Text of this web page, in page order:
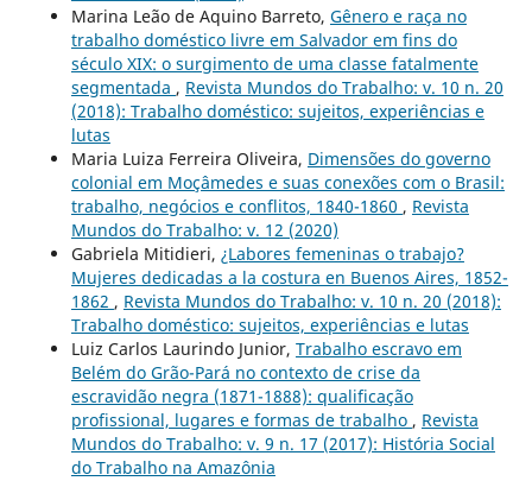
Marina Leão de Aquino Barreto, Gênero e raça no
trabalho doméstico livre em Salvador em fins do
século XIX: o surgimento de uma classe fatalmente
segmentada , Revista Mundos do Trabalho: v. 10 n. 20
(2018): Trabalho doméstico: sujeitos, experiências e
lutas
Maria Luiza Ferreira Oliveira, Dimensões do governo
colonial em Moçâmedes e suas conexões com o Brasil:
trabalho, negócios e conflitos, 1840-1860 , Revista
Mundos do Trabalho: v. 12 (2020)
Gabriela Mitidieri, ¿Labores femeninas o trabajo?
Mujeres dedicadas a la costura en Buenos Aires, 1852-
1862 , Revista Mundos do Trabalho: v. 10 n. 20 (2018):
Trabalho doméstico: sujeitos, experiências e lutas
Luiz Carlos Laurindo Junior, Trabalho escravo em
Belém do Grão-Pará no contexto de crise da
escravidão negra (1871-1888): qualificação
profissional, lugares e formas de trabalho , Revista
Mundos do Trabalho: v. 9 n. 17 (2017): História Social
do Trabalho na Amazônia